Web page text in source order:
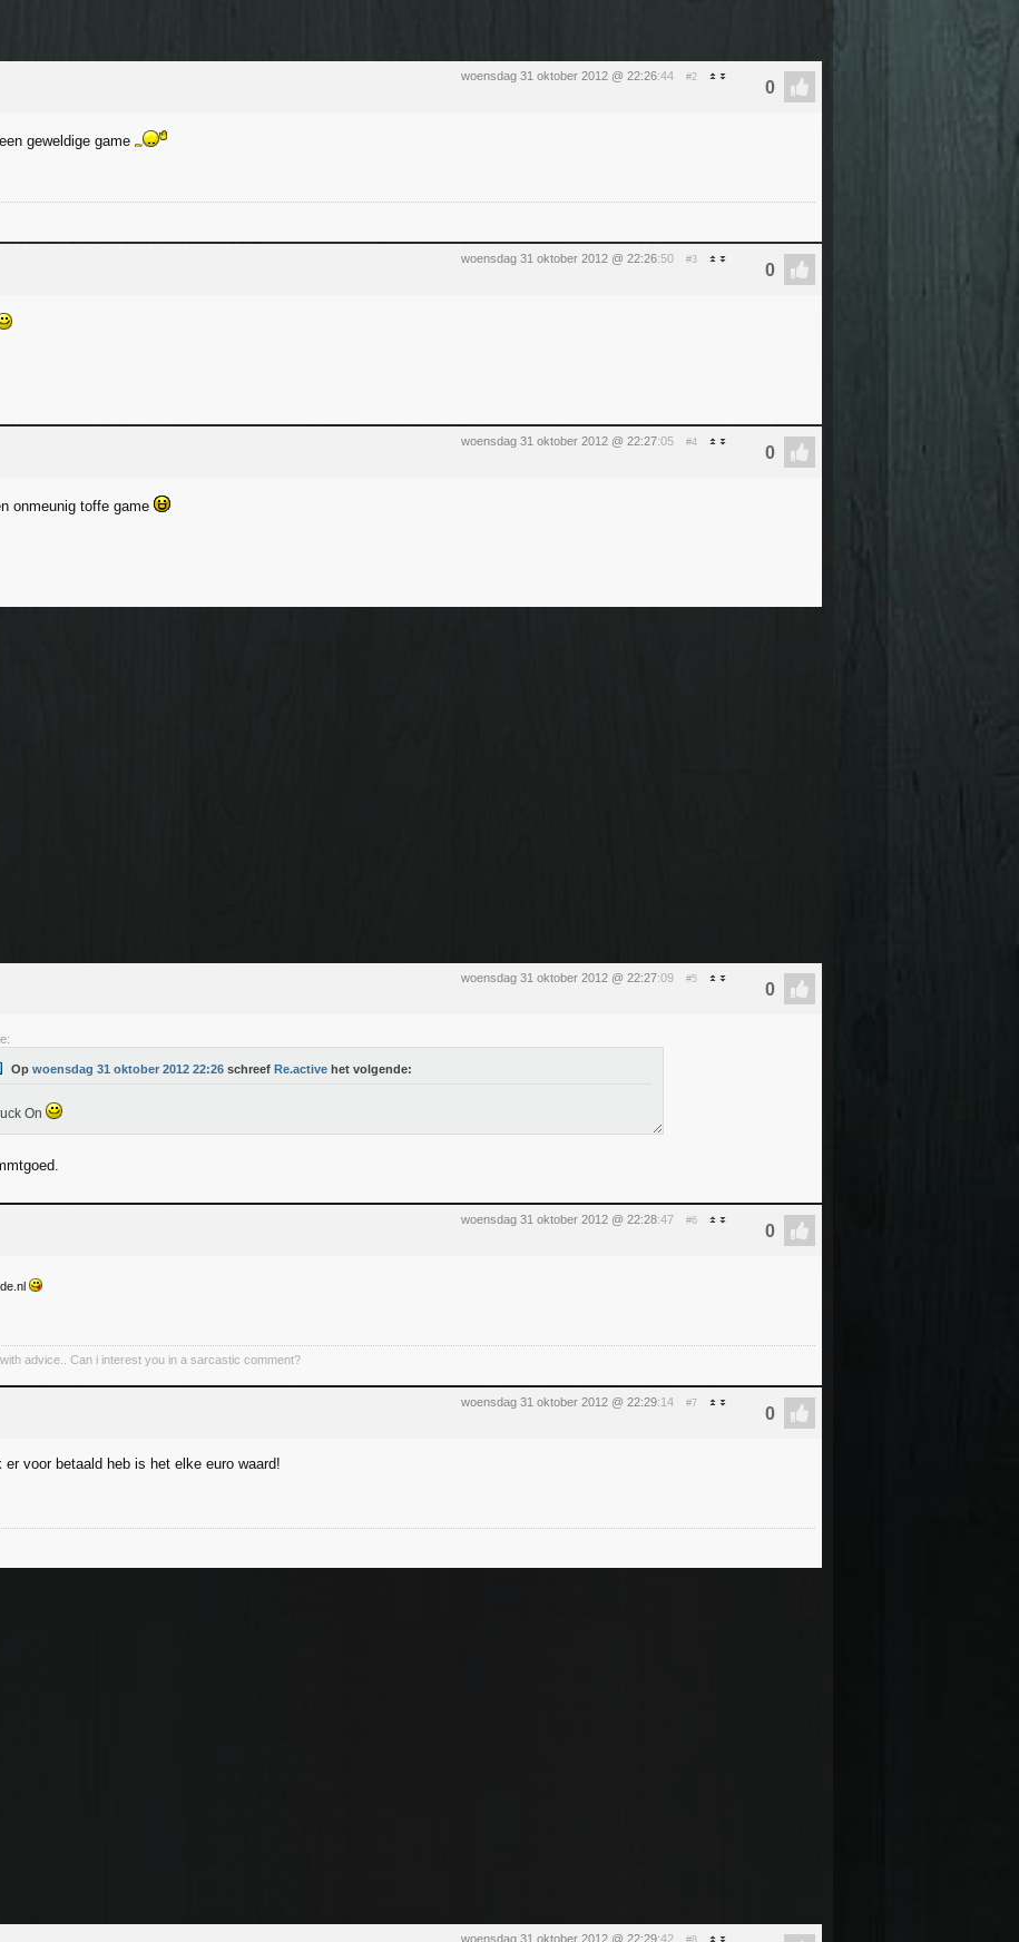
woensdag 31 oktober 2012 @ 22:26:44 #2
geweldige game
woensdag 31 oktober 2012 @ 22:26:50 #3
woensdag 31 oktober 2012 @ 22:27:05 #4
onmeunig toffe game
woensdag 31 oktober 2012 @ 22:27:09 #5
Op woensdag 31 oktober 2012 22:26 schreef Re.active het volgende:
On
woensdag 31 oktober 2012 @ 22:28:47 #6
advice.. Can i interest you in a sarcastic comment?
woensdag 31 oktober 2012 @ 22:29:14 #7
er voor betaald heb is het elke euro waard!
woensdag 31 oktober 2012 @ 22:29:42 #8